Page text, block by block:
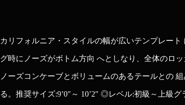
カリフォルニア・スタイルの幅が広いテンプレー
グ時にノーズがボトム方向 へとしなり、全体のロ
ノーズコンケーブとボリュームのあるテールとの
る。推奨サイズ:9’0″～ 10’2″ ◎レベル:初級～上級